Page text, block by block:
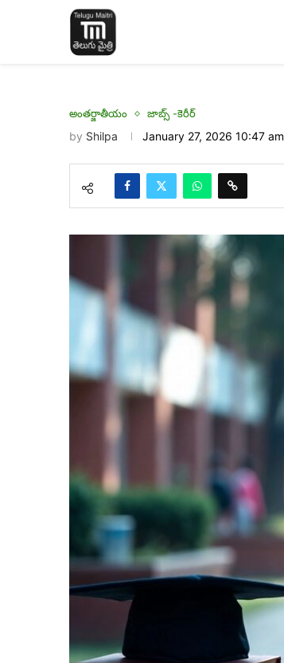
అంతర్జాతీయం జాబ్స్ -కెరీర్
by Shilpa January 27, 2026 10:47 am